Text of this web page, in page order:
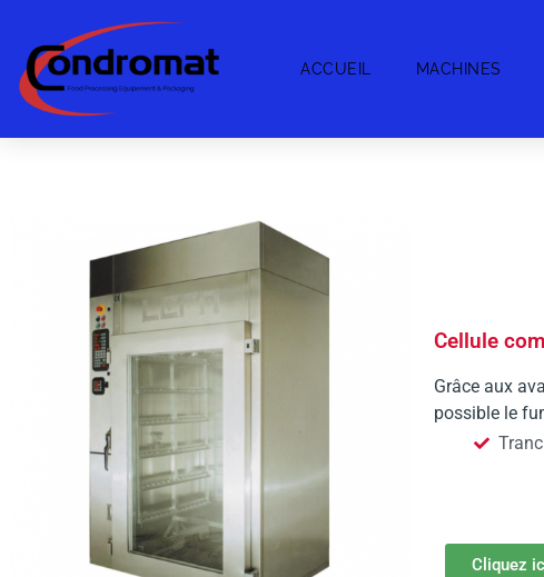
ACCUEIL MACHINES
Cellule
Grâce aux
possible le
Cliquez